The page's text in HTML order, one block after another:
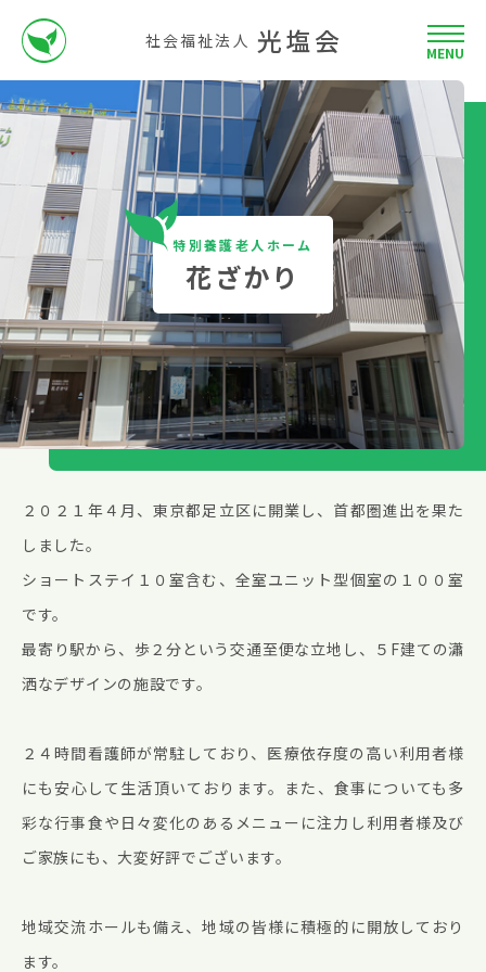
社会福祉法人 光塩会 MENU
特別養護老人ホーム
花ざかり
２０２１年４月、東京都足立区に開業し、首都圏進出を果た
しました。
ショートステイ１０室含む、全室ユニット型個室の１００室
です。
最寄り駅から、歩２分という交通至便な立地し、５F建ての瀟
洒なデザインの施設です。
２４時間看護師が常駐しており、医療依存度の高い利用者様
にも安心して生活頂いております。また、食事についても多
彩な行事食や日々変化のあるメニューに注力し利用者様及び
ご家族にも、大変好評でございます。
地域交流ホールも備え、地域の皆様に積極的に開放しており
ます。